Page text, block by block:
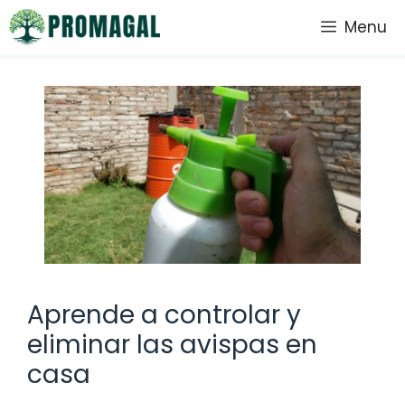
Saltar
al
Menu
Aprende a controlar y
eliminar las avispas en
casa